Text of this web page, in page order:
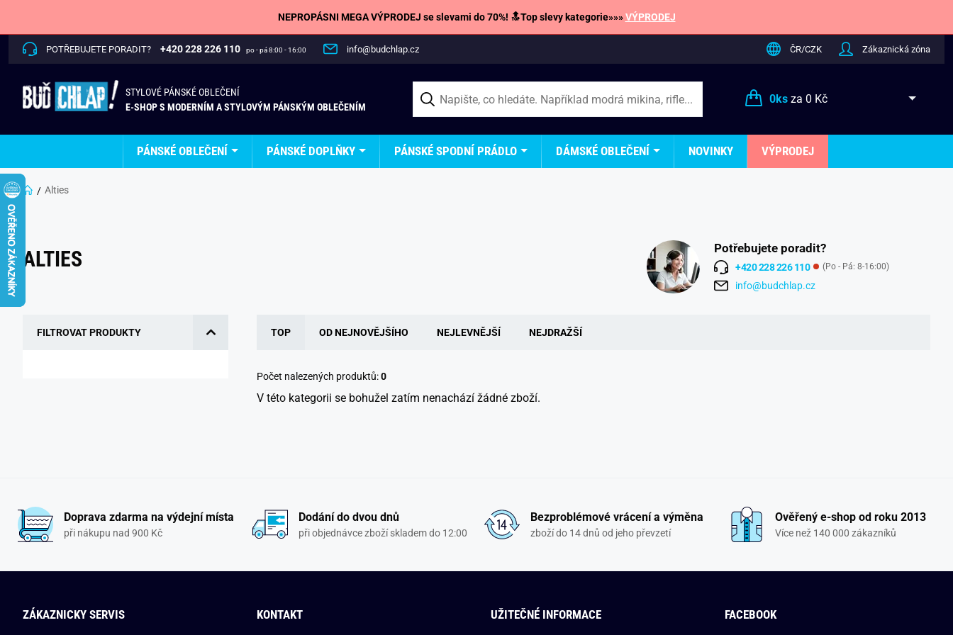
NEPROPÁSNI MEGA VÝPRODEJ se slevami do 70%! 🔝Top slevy kategorie»»»VÝPRODEJ
POTŘEBUJETE PORADIT? +420 228 226 110 po - pá 8:00 - 16:00 info@budchlap.cz ČR/CZK Zákaznická zóna
STYLOVÉ PÁNSKÉ OBLEČENÍ
E-SHOP S MODERNÍM A STYLOVÝM PÁNSKÝM OBLEČENÍM
0ksza 0 Kč
PÁNSKÉ OBLEČENÍ PÁNSKÉ DOPLŇKY PÁNSKÉ SPODNÍ PRÁDLO DÁMSKÉ OBLEČENÍ NOVINKY VÝPRODEJ
Alties
ALTIES Potřebujete poradit?
+420 228 226 110 (Po - Pá: 8-16:00)
info@budchlap.cz
FILTROVAT PRODUKTY TOP OD NEJNOVĚJŠÍHO NEJLEVNĚJŠÍ NEJDRAŽŠÍ
Počet nalezených produktů:0
V této kategorii se bohužel zatím nenachází žádné zboží.
Doprava zdarma na výdejní místa
při nákupu nad 900 Kč
Dodání do dvou dnů
při objednávce zboží skladem do 12:00
Bezproblémové vrácení a výměna
zboží do 14 dnů od jeho převzetí
Ověřený e-shop od roku 2013
Více než 140 000 zákazníků
ZÁKAZNICKY SERVIS KONTAKT UŽITEČNÉ INFORMACE FACEBOOK